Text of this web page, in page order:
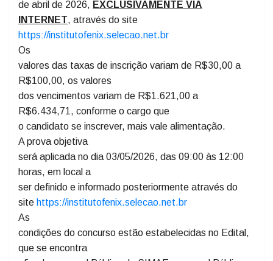
e Esgoto e Engenheiro
Sanitarista .
As inscrições iniciaram em 23 de março de 2026 até 22
de abril de 2026,
INTERNET , através do site
https://institutofenix.selecao.net.br
Os
valores das taxas de inscrição variam de R$30,00 a
R$100,00, os valores
dos vencimentos variam de R$1.621,00 a
R$6.434,71, conforme o cargo que
o candidato se inscrever, mais vale alimentação.
A prova objetiva
será aplicada no dia 03/05/2026, das 09:00 às 12:00
horas, em local a
ser definido e informado posteriormente através do
site https://institutofenix.selecao.net.br